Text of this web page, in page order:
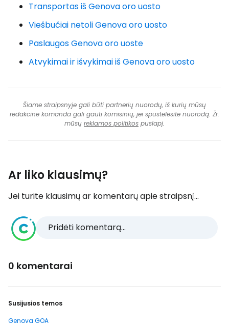
Transportas iš Genova oro uosto
Viešbučiai netoli Genova oro uosto
Paslaugos Genova oro uoste
Atvykimai ir išvykimai iš Genova oro uosto
Šiame straipsnyje gali būti partnerių nuorodų, iš kurių mūsų
redakcinė komanda gali gauti komisinių, jei spustelėsite nuorodą. Žr.
mūsų reklamos politikos puslapį.
Ar liko klausimų?
Jei turite klausimų ar komentarų apie straipsnį...
Pridėti komentarą...
0 komentarai
Susijusios temos
Genova GOA